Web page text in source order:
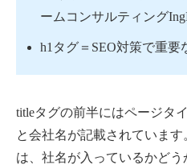
ームコンサルティング
h1タグ＝SEO対策で重
titleタグの前半にはページタ
と会社名が記載されていま
は、社名が入っているかど